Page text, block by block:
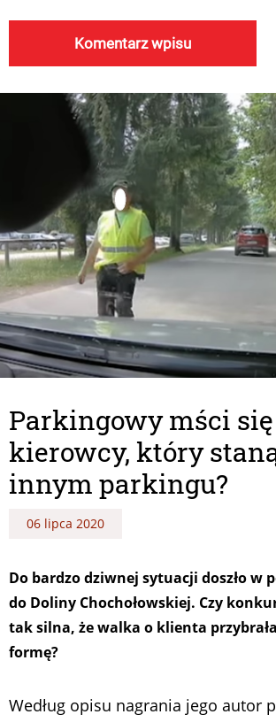
Parkingowy mści
kierowcy, który
innym parkingu?
06 lipca 2020
Do bardzo dziwnej sytuacji doszło w
do Doliny Chochołowskiej. Czy
tak silna, że walka o klienta
formę?
Według opisu nagrania jego autor